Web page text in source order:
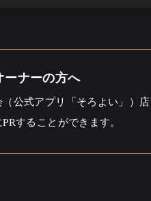
ーナーの方へ
公式アプリ「そろよい」）
することができます。